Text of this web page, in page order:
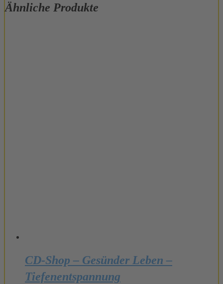
Ähnliche Produkte
CD-Shop – Gesünder Leben –
Tiefenentspannung